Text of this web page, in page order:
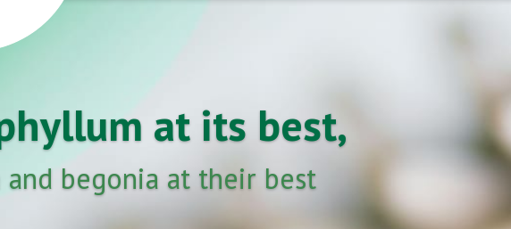
at its best,
and begonia at their best